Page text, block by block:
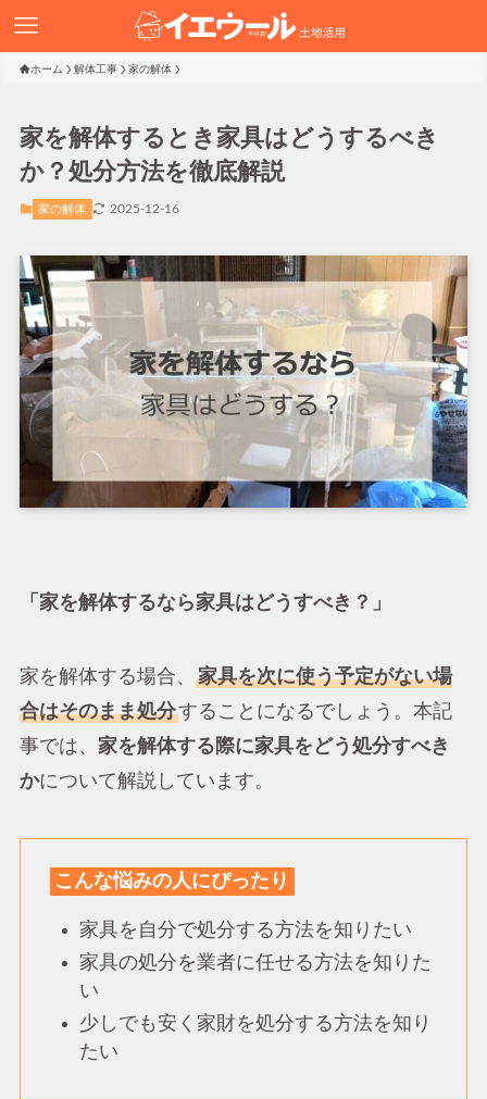
ホーム 解体工事 家の解体
家を解体するとき家具はどうするべき
か？処分方法を徹底解説
家の解体 2025-12-16
「家を解体するなら家具はどうすべき？」
家を解体する場合、
家具を次に使う予定がない場
合はそのまま処分することになるでしょう。本記
事では、 家を解体する際に家具をどう処分すべき
かについて解説しています。
こんな悩みの人にぴったり
家具を自分で処分する方法を知りたい
家具の処分を業者に任せる方法を知りた
い
少しでも安く家財を処分する方法を知り
たい